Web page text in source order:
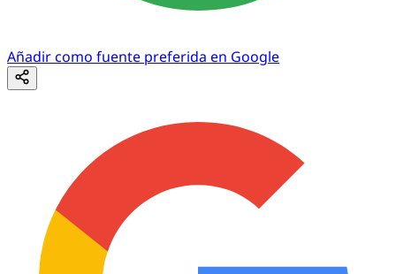
Añadir como fuente preferida en Google